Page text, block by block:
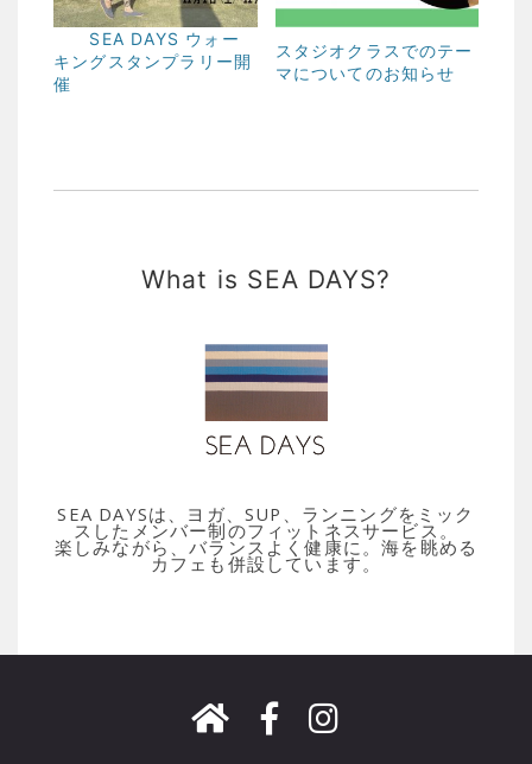
SEA DAYS ウォー
キングスタンプラリー開
催
スタジオクラスでのテー
マについてのお知らせ
What is SEA DAYS?
SEA DAYSは、ヨガ、SUP、ランニングをミック
スしたメンバー制のフィットネスサービス。
楽しみながら、バランスよく健康に。海を眺める
カフェも併設しています。